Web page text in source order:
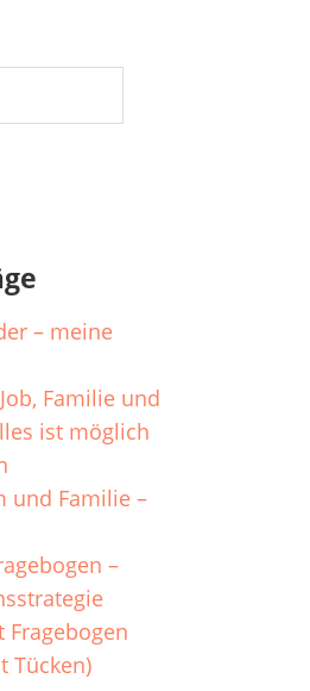
– meine
Familie und
ist möglich
und Familie –
–
Tücken)